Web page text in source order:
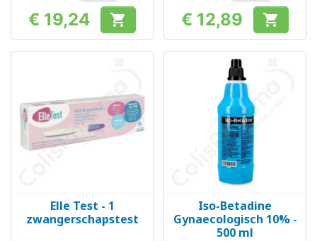
Prijs
€ 19,24  Prijs
€ 12,89 
Elle Test - 1
zwangerschapstest
Iso-Betadine
Gynaecologisch 10% -
500 ml